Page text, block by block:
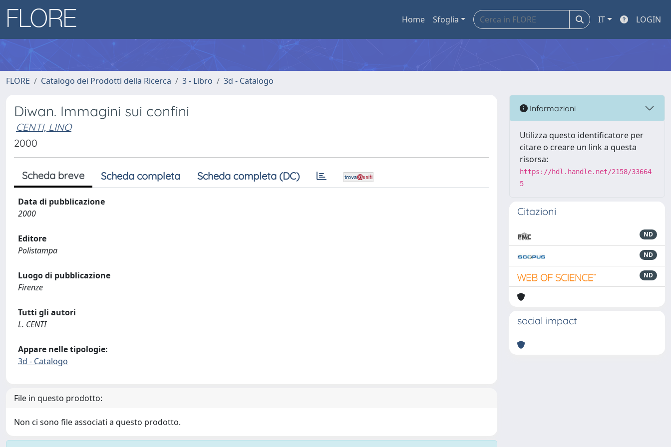
Home Sfoglia IT LOGIN
FLORE Catalogo dei Prodotti della Ricerca 3 - Libro 3d - Catalogo
Diwan. Immagini sui confini
CENTI, LINO
2000
Scheda breve Scheda completa Scheda completa (DC)
Data di pubblicazione
2000
Editore
Polistampa
Luogo di pubblicazione
Firenze
Tutti gli autori
L. CENTI
Appare nelle tipologie:
3d - Catalogo
File in questo prodotto:
Non ci sono file associati a questo prodotto.
Informazioni
Utilizza questo identificatore per
citare o creare un link a questa
risorsa:
https://hdl.handle.net/2158/33664
5
Citazioni
ND
ND
ND
social impact